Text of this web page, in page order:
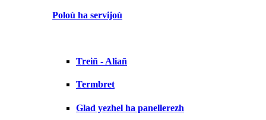
Poloù ha servijoù
Treiñ - Aliañ
Termbret
Glad yezhel ha panellerezh